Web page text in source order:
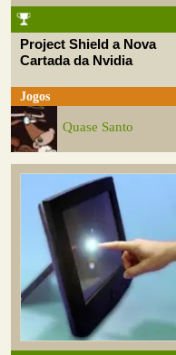
Project Shield a Nova
Cartada da Nvidia
Jogos
Quase Santo